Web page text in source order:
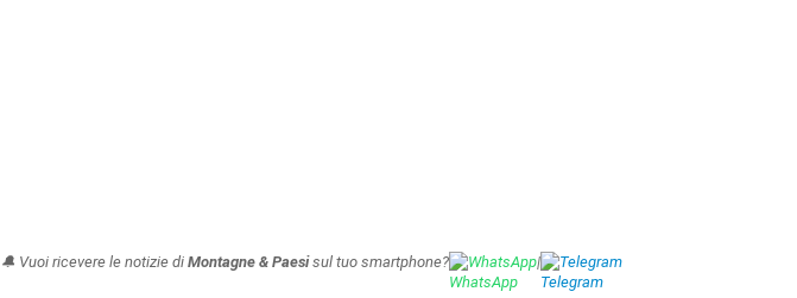
🔔 Vuoi ricevere le notizie di Montagne & Paesisul tuo smartphone? WhatsApp| Telegram